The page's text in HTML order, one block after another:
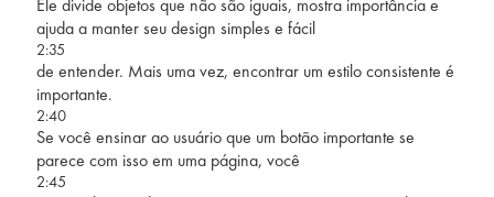
Ele divide objetos que não são iguais, mostra importância e
ajuda a manter seu design simples e fácil
2:35
de entender. Mais uma vez, encontrar um estilo consistente é
importante.
2:40
Se você ensinar ao usuário que um botão importante se
parece com isso em uma página, você
2:45